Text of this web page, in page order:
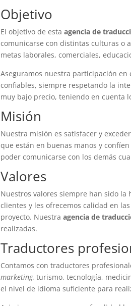
Objetivo
El objetivo de estaagencia de
comunicarse con distintas culturas o
metas laborales, comerciales,
Aseguramos nuestra participación
confiables, siempre respetando la
muy bajo precio, teniendo en cuenta
Misión
Nuestra misión es satisfacer y
que están en buenas manos y
poder comunicarse con los demás
Valores
Nuestros valores siempre han sido la
clientes y les ofrecemos calidad en
proyecto. Nuestraagencia de
realizadas.
Traductores
Contamos con traductores
marketing,turismo, tecnología,
el nivel de idioma suficiente para